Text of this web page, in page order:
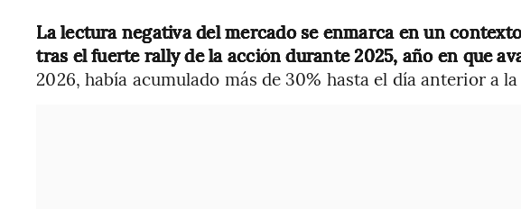
La lectura negativa del mercado se enmarca en un
tras el fuerte rally de la acción durante 2025, año en que
2026, había acumulado más de 30% hasta el día anterior a